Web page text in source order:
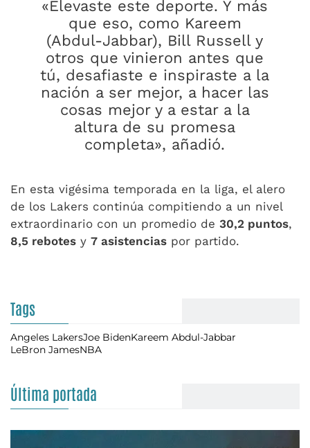
«Elevaste este deporte. Y más
que eso, como Kareem
(Abdul-Jabbar), Bill Russell y
otros que vinieron antes que
tú, desafiaste e inspiraste a la
nación a ser mejor, a hacer las
cosas mejor y a estar a la
altura de su promesa
completa», añadió.
En esta vigésima temporada en la liga, el alero
de los Lakers continúa compitiendo a un nivel
extraordinario con un promedio de 30,2 puntos,
8,5 rebotes y 7 asistencias por partido.
Tags
Angeles LakersJoe BidenKareem Abdul-Jabbar
LeBron JamesNBA
Última portada